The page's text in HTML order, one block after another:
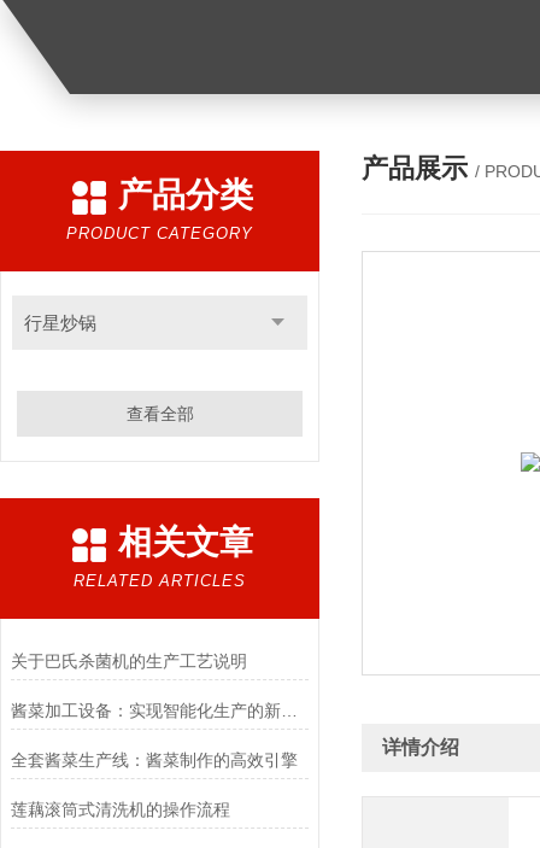
产品分类
PRODUCT CATEGORY
行星炒锅
查看全部
相关文章
RELATED ARTICLES
关于巴氏杀菌机的生产工艺说明
酱菜加工设备：实现智能化生产的新趋势
全套酱菜生产线：酱菜制作的高效引擎
莲藕滚筒式清洗机的操作流程
产品展示 /
详情介绍